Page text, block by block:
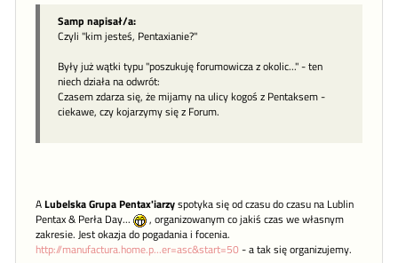
Samp napisał/a:
Czyli "kim jesteś, Pentaxianie?"
Były już wątki typu "poszukuję forumowicza z okolic..." - ten
niech działa na odwrót:
Czasem zdarza się, że mijamy na ulicy kogoś z Pentaksem -
ciekawe, czy kojarzymy się z Forum.
ALubelska Grupa Pentax'iarzyspotyka się od czasu do czasu na Lublin
Pentax & Perła Day...
, organizowanym co jakiś czas we własnym
zakresie. Jest okazja do pogadania i focenia.
http://manufactura.home.p...er=asc&start=50- a tak się organizujemy.